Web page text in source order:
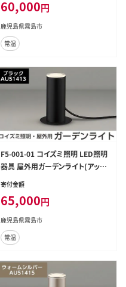
60,000円
鹿児島県霧島市
常温
F5-001-01 コイズミ照明 LED照明
器具 屋外用ガーデンライト(アッパ
ー配光タイプ)ブラック【国分電機】
寄付金額
65,000円
鹿児島県霧島市
常温